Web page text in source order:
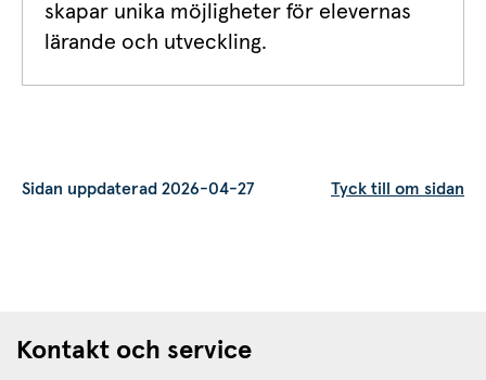
skapar unika möjligheter för elevernas
lärande och utveckling.
Sidan uppdaterad 2026-04-27 Tyck till om sidan
Kontakt och service